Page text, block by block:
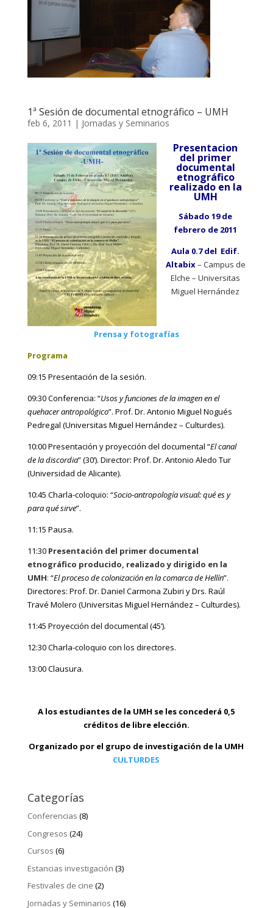
1ª Sesión de documental etnográfico – UMH
feb 6, 2011 | Jornadas y Seminarios
Presentacion
del primer
documental
etnográfico
realizado en la
UMH
Sábado 19 de
febrero de 2011
Aula 0.7 del Edif.
Altabix– Campus de
Elche – Universitas
Miguel Hernández
Prensa y fotografías
Programa
09:15 Presentación de la sesión.
09:30 Conferencia: “Usos y funciones de la imagen en el
quehacer antropológico”. Prof. Dr. Antonio Miguel Nogués
Pedregal (Universitas Miguel Hernández – Culturdes).
10:00 Presentación y proyección del documental “El canal
de la discordia” (30’). Director: Prof. Dr. Antonio Aledo Tur
(Universidad de Alicante).
10:45 Charla-coloquio: “Socio-antropología visual: qué es y
para qué sirve”.
11:15 Pausa.
11:30 Presentación del primer documental
etnográfico producido, realizado y dirigido en la
UMH: “El proceso de colonización en la comarca de Hellín”.
Directores: Prof. Dr. Daniel Carmona Zubiri y Drs. Raúl
Travé Molero (Universitas Miguel Hernández – Culturdes).
11:45 Proyección del documental (45’).
12:30 Charla-coloquio con los directores.
13:00 Clausura.
A los estudiantes de la UMH se les concederá 0,5
créditos de libre elección.
Organizado por el grupo de investigación de la UMH
CULTURDES
Categorías
Conferencias (8)
Congresos (24)
Cursos (6)
Estancias investigación (3)
Festivales de cine (2)
Jornadas y Seminarios (16)